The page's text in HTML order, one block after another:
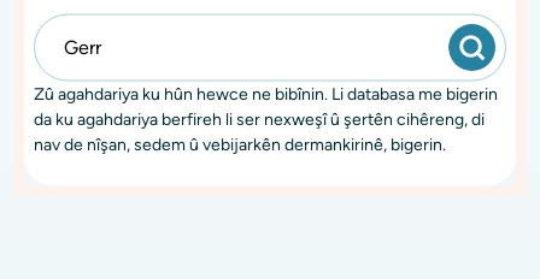
Zû agahdariya ku hûn hewce ne bibînin. Li databasa me bigerin
da ku agahdariya berfireh li ser nexweşî û şertên cihêreng, di
nav de nîşan, sedem û vebijarkên dermankirinê, bigerin.